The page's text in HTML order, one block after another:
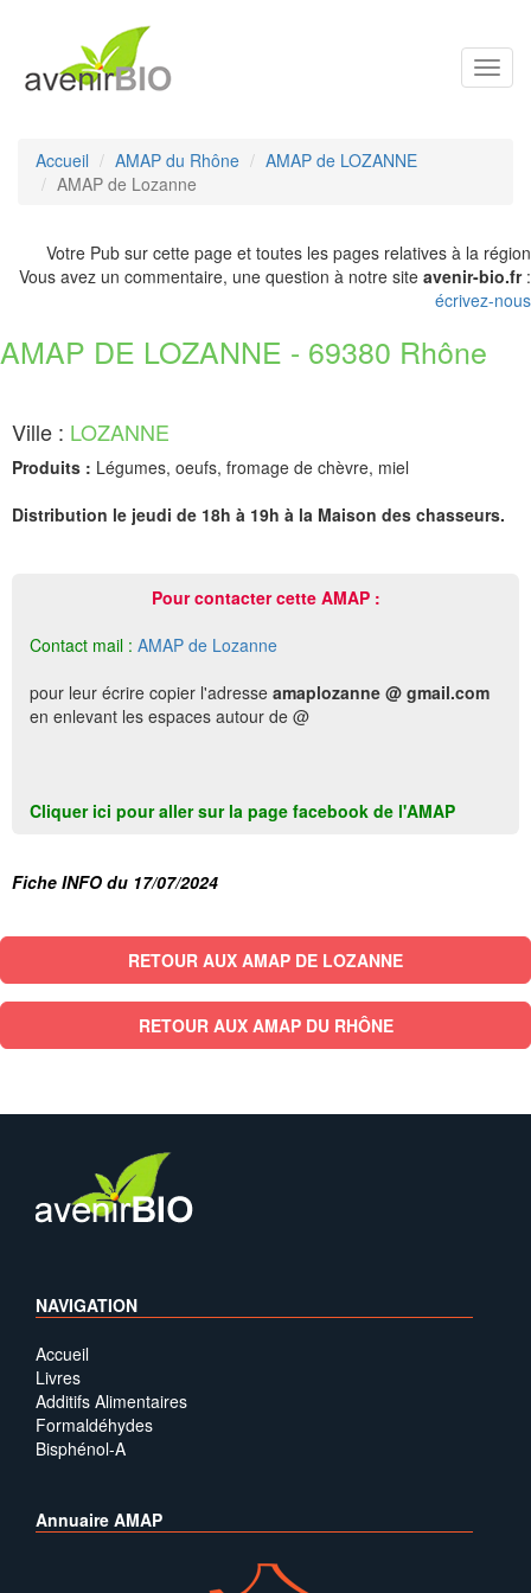
Accueil AMAP du Rhône
AMAP de LOZANNE
AMAP de Lozanne
Votre Pub sur cette page et toutes les pages relatives à la région
Vous avez un commentaire, une question à notre site avenir-bio.fr:
écrivez-nous
AMAP DE LOZANNE - 69380 Rhône
Ville : LOZANNE
Produits : Légumes, oeufs, fromage de chèvre, miel
Distribution le jeudi de 18h à 19h à la Maison des chasseurs.
Pour contacter cette AMAP :
Contact mail : AMAP de Lozanne
pour leur écrire copier l'adresse amaplozanne @ gmail.com
en enlevant les espaces autour de @
Cliquer ici pour aller sur la page facebook de l'AMAP
Fiche INFO du 17/07/2024
RETOUR AUX AMAP DE LOZANNE
RETOUR AUX AMAP DU RHÔNE
NAVIGATION
Accueil
Livres
Additifs Alimentaires
Formaldéhydes
Bisphénol-A
Annuaire AMAP